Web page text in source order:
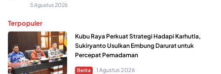
5 Agustus 2026
Terpopuler
Kubu Raya Perkuat Strategi Hadapi Karhutla,
Sukiryanto Usulkan Embung Darurat untuk
Percepat Pemadaman
Berita 1 Agustus 2026